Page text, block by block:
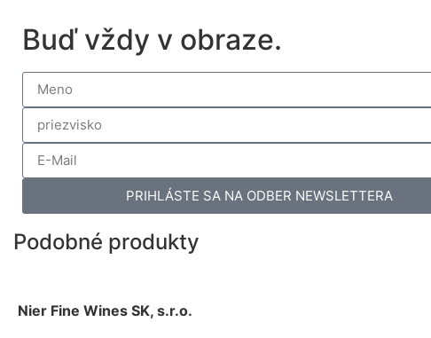
Buď vždy v obraze.
PRIHLÁSTE SA NA ODBER NEWSLETTERA
Podobné produkty
Nier Fine Wines SK, s.r.o.